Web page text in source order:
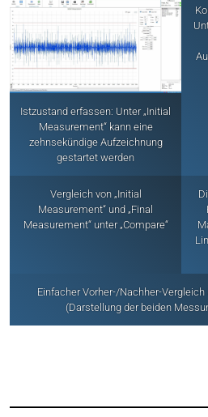
Istzustand erfassen: Unter „Initial
Measurement“ kann eine
zehnsekündige Aufzeichnung
gestartet werden
Vergleich von „Initial
Measurement“ und „Final
Measurement“ unter „Compare“
Einfacher Vorher-/Nachher-Vergleich
(Darstellung der beiden